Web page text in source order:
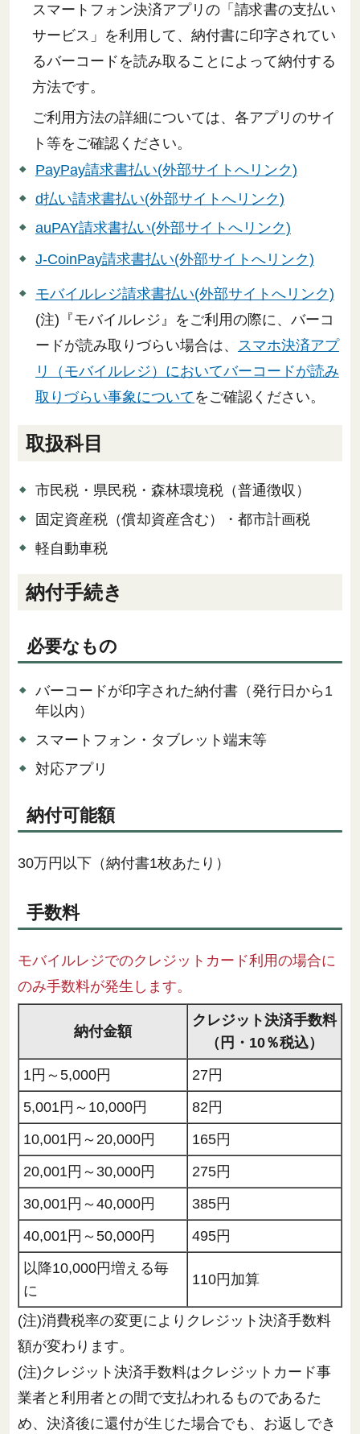
スマートフォン決済アプリの「請求書の支払い
サービス」を利用して、納付書に印字されてい
るバーコードを読み取ることによって納付する
方法です。
ご利用方法の詳細については、各アプリのサイ
ト等をご確認ください。
PayPay請求書払い(外部サイトへリンク)
d払い請求書払い(外部サイトへリンク)
auPAY請求書払い(外部サイトへリンク)
J-CoinPay請求書払い(外部サイトへリンク)
モバイルレジ請求書払い(外部サイトへリンク)
(注)『モバイルレジ』をご利用の際に、バーコ
ードが読み取りづらい場合は、 スマホ決済アプ
リ（モバイルレジ）においてバーコードが読み
取りづらい事象について をご確認ください。
取扱科目
市民税・県民税・森林環境税（普通徴収）
固定資産税（償却資産含む）・都市計画税
軽自動車税
納付手続き
必要なもの
バーコードが印字された納付書（発行日から1
年以内）
スマートフォン・タブレット端末等
対応アプリ
納付可能額
30万円以下（納付書1枚あたり）
手数料
モバイルレジでのクレジットカード利用の場合に
のみ手数料が発生します。
納付金額
クレジット決済手数料
（円・10％税込）
1円～5,000円
27円
5,001円～10,000円
82円
10,001円～20,000円
165円
20,001円～30,000円
275円
30,001円～40,000円
385円
40,001円～50,000円
495円
以降10,000円増える毎
に
110円加算
(注)消費税率の変更によりクレジット決済手数料
額が変わります。
(注)クレジット決済手数料はクレジットカード事
業者と利用者との間で支払われるものであるた
め、決済後に還付が生じた場合でも、お返しでき